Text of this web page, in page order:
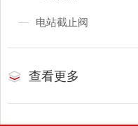
电站截止阀
查看更多